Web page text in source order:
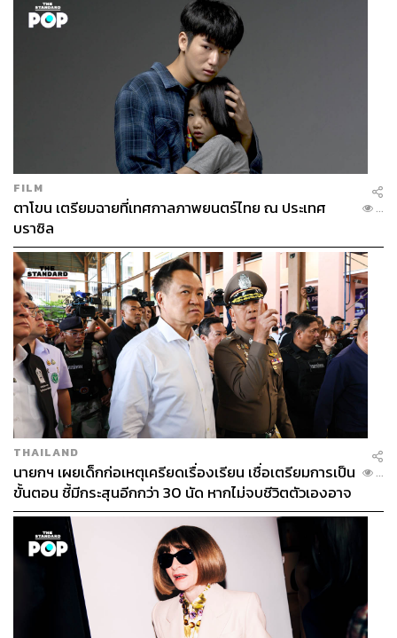
FILM
ตาโขน เตรียมฉายที่เทศกาลภาพยนตร์ไทย ณ ประเทศ
บราซิล
...
THAILAND
นายกฯ เผยเด็กก่อเหตุเครียดเรื่องเรียน เชื่อเตรียมการเป็น
ขั้นตอน ชี้มีกระสุนอีกกว่า 30 นัด หากไม่จบชีวิตตัวเองอาจ
สูญเสียเพิ่ม
...